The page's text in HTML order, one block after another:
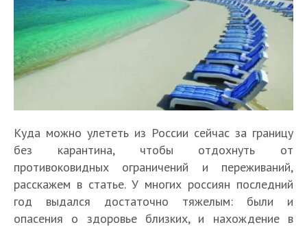
Куда можно улететь из России сейчас за границу
без карантина, чтобы отдохнуть от
противоковидных ограничений и переживаний,
расскажем в статье. У многих россиян последний
год выдался достаточно тяжелым: были и
опасения о здоровье близких, и нахождение в